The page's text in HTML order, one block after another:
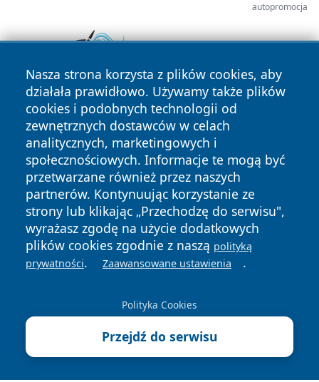
autopromocja
Nasza strona korzysta z plików cookies, aby
działała prawidłowo. Używamy także plików
cookies i podobnych technologii od
zewnętrznych dostawców w celach
analitycznych, marketingowych i
społecznościowych. Informacje te mogą być
przetwarzane również przez naszych
partnerów. Kontynuując korzystanie ze
strony lub klikając „Przechodzę do serwisu",
wyrażasz zgodę na użycie dodatkowych
plików cookies zgodnie z naszą polityką
prywatności. Zaawansowane ustawienia .
Polityka Cookies
Przejdź do serwisu
Copyright © 2026 infolomza.pl Wszystkie prawa zastrzeżone.
News Autorzy
Polityka
Prywatności
Polityka
Cookies